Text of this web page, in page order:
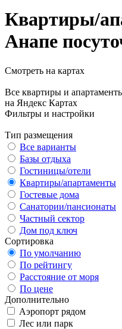
Квартиры/
Анапе
Смотреть на картах
Все квартиры и
на Яндекс Картах
Фильтры и настройки
Тип размещения
Все варианты
Базы отдыха
Гостиницы/отели
Квартиры/апартаменты
Гостевые дома
Санатории/пансионаты
Частный сектор
Дом под ключ
Сортировка
По умолчанию
По рейтингу
Расстояние от моря
По цене
Дополнительно
Аэропорт рядом
Лес или парк